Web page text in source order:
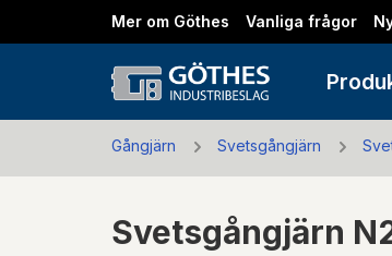
Mer om Göthes Vanliga frågor
Gångjärn Svetsgångjärn
Svetsgångjärn